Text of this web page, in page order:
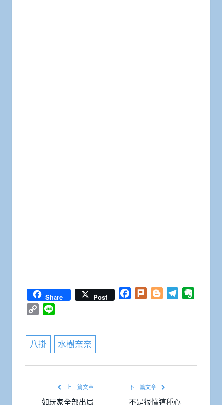
Share Post Facebook
Plurk BloggerTelegram
Copy
八掛 水樹奈奈
上一篇文章
如玩家全部出局
下一篇文章
不是很懂這種心